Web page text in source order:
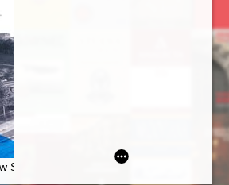
Sopocie : prestiż finansowy i towarzyski